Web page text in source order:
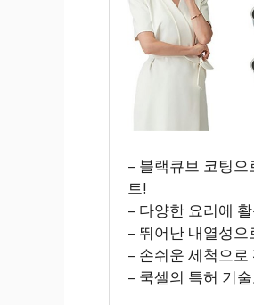
– 블랙큐브 코팅
트!
– 다양한 요리에
– 뛰어난 내열성
– 손쉬운 세척으
– 쿡셀의 특허 기